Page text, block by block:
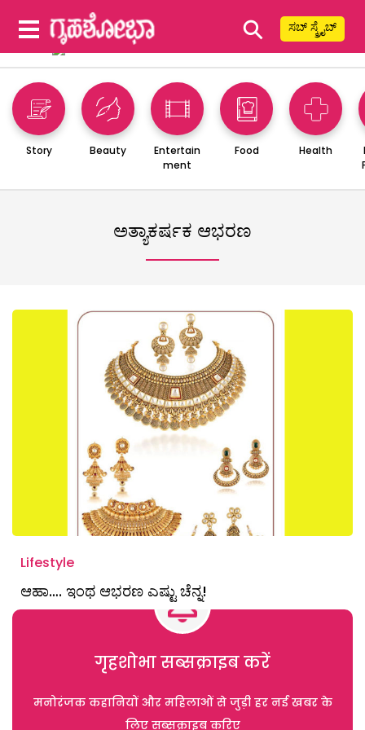
⚲ ಸಬ್ ಸ್ಕ್ರೈಬ್
Story Beauty
Entertain
ment
Food Health
ಅತ್ಯಾಕರ್ಷಕ ಆಭರಣ
Lifestyle
ಆಹಾ…. ಇಂಥ ಆಭರಣ ಎಷ್ಟು ಚೆನ್ನ!
गृहशोभा सब्सक्राइब करें
मनोरंजक कहानियों और महिलाओं से जुड़ी हर नई खबर के
लिए सब्सक्राइब करिए